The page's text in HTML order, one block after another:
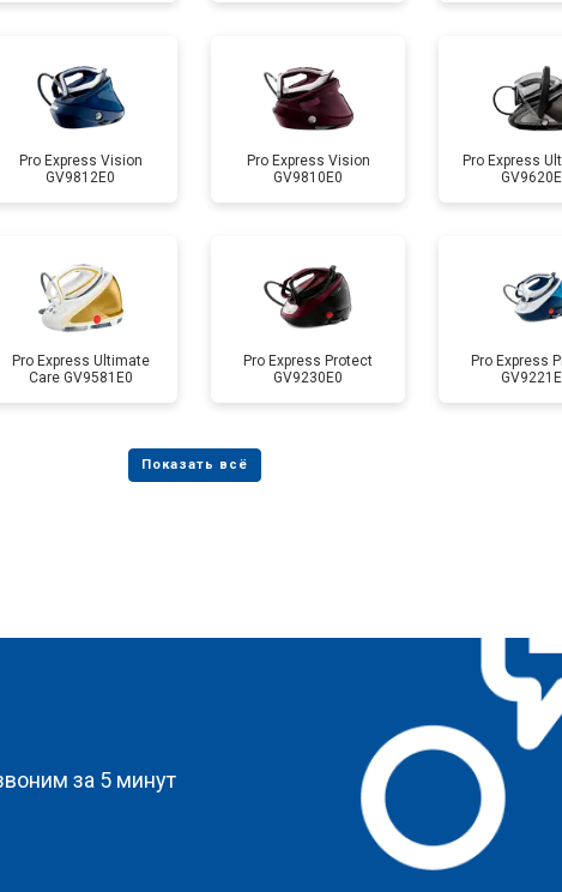
от 120 мин от 4700 ₽
от 90 мин от 5850 ₽
Pro Express Vision
GV9812E0
Pro Express Vision
GV9810E0
Pro Express
Pro Express Ultimate
Care GV9581E0
Pro Express Protect
GV9230E0
Pro Express
за 5 минут